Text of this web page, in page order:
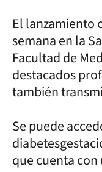
El lanzamiento
semana en la
Facultad de
destacados
también
Se puede
que cuenta